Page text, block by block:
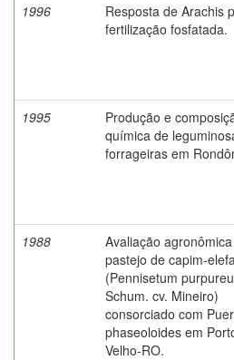
1996
Resposta de Arachis
fertilização fosfatada.
1995
Produção e
química de
forrageiras em
1988
Avaliação
pastejo de capim-
(Pennisetum
Schum. cv. Mineiro)
consorciado com
phaseoloides em
Velho-RO.